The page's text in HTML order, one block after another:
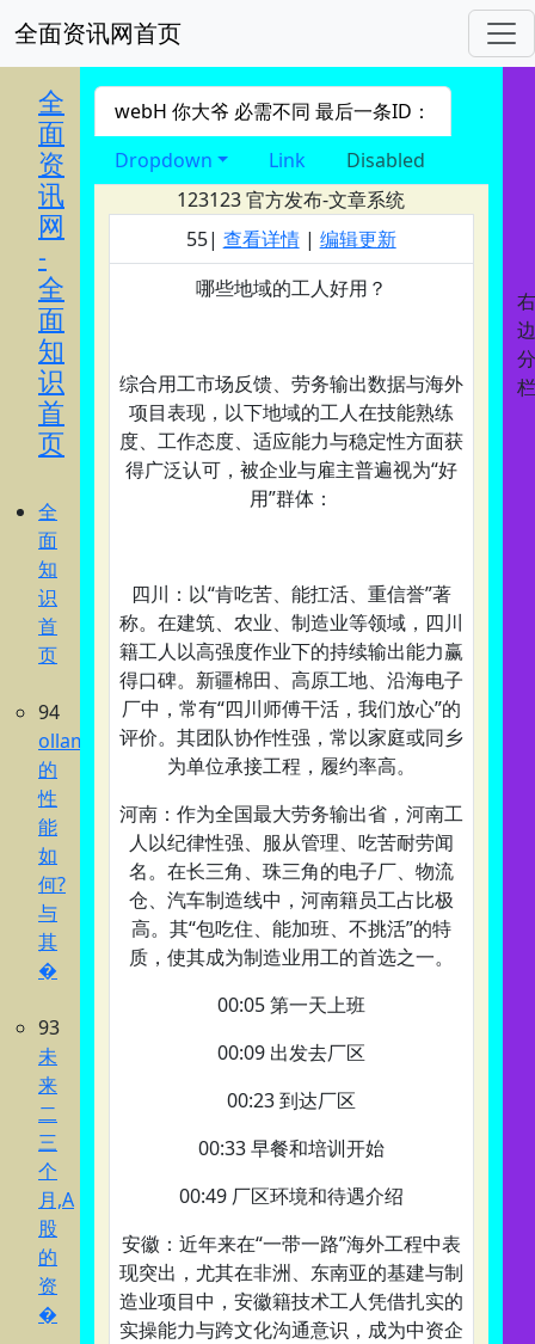
全面资讯网首页
全
面
资
讯
网
-
全
面
知
识
首
页
全
面
知
识
首
页
94
ollama
的
性
能
如
何?
与
其
�
93
未
来
二
三
个
月,A
股
的
资
�
webH 你大爷 必需不同 最后一条ID：
Dropdown
Link
Disabled
123123官方发布-文章系统
55| 查看详情| 编辑更新
哪些地域的工人好用？‌
综合用工市场反馈、劳务输出数据与海外
项目表现，以下地域的工人在‌技能熟练
度、工作态度、适应能力与稳定性‌方面获
得广泛认可，被企业与雇主普遍视为“好
用”群体：
四川‌：以“肯吃苦、能扛活、重信誉”著
称。在建筑、农业、制造业等领域，四川
籍工人以高强度作业下的持续输出能力赢
得口碑。新疆棉田、高原工地、沿海电子
厂中，常有“四川师傅干活，我们放心”的
评价。其团队协作性强，常以家庭或同乡
为单位承接工程，履约率高。
河南‌：作为全国最大劳务输出省，河南工
人以纪律性强、服从管理、吃苦耐劳闻
名。在长三角、珠三角的电子厂、物流
仓、汽车制造线中，河南籍员工占比极
高。其“包吃住、能加班、不挑活”的特
质，使其成为制造业用工的首选之一。
00:05 第一天上班
00:09 出发去厂区
00:23 到达厂区
00:33 早餐和培训开始
00:49 厂区环境和待遇介绍
安徽‌：近年来在“一带一路”海外工程中表
现突出，尤其在非洲、东南亚的基建与制
造业项目中，安徽籍技术工人凭借扎实的
实操能力与跨文化沟通意识，成为中资企
右
边
分
栏